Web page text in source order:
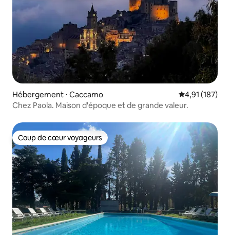
Hébergement ⋅ Caccamo Évaluation
4,91 (187)
Chez Paola. Maison d'époque et de grande valeur.
Coup de cœur voyageurs
Coup de cœur voyageurs